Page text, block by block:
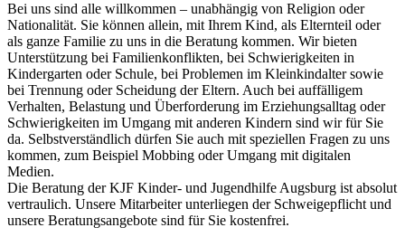
Bei uns sind alle willkommen – unabhängig von Religion oder
Nationalität. Sie können allein, mit Ihrem Kind, als Elternteil oder
als ganze Familie zu uns in die Beratung kommen. Wir bieten
Unterstützung bei Familienkonflikten, bei Schwierigkeiten in
Kindergarten oder Schule, bei Problemen im Kleinkindalter sowie
bei Trennung oder Scheidung der Eltern. Auch bei auffälligem
Verhalten, Belastung und Überforderung im Erziehungsalltag oder
Schwierigkeiten im Umgang mit anderen Kindern sind wir für Sie
da. Selbstverständlich dürfen Sie auch mit speziellen Fragen zu uns
kommen, zum Beispiel Mobbing oder Umgang mit digitalen
Medien.
Die Beratung der KJF Kinder- und Jugendhilfe Augsburg ist absolut
vertraulich. Unsere Mitarbeiter unterliegen der Schweigepflicht und
unsere Beratungsangebote sind für Sie kostenfrei.